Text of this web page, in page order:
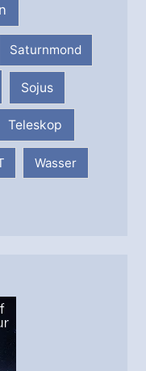
Saturnmond
Sojus
Teleskop
Wasser